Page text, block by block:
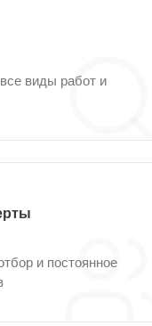
виды работ и
и постоянное